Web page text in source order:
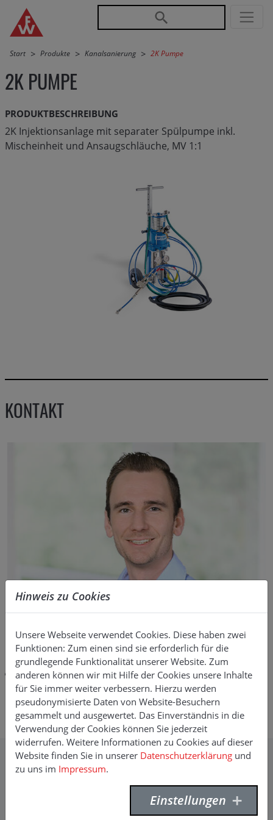
Direkt zur Hauptnavigation springen
Direkt zum Inhalt springen
Start Produkte Kanalsanierung 2K Pumpe
2K PUMPE
PRODUKTBESCHREIBUNG
2K Injektionsanlage mit separater Spülpumpe inkl.
Mischeinheit und Ansaugschläuche, MV 1:1
KONTAKT
NICOLAS HOUY
Abteilungsleiter Kanalsanierung
E-Mail:
nicolas.houy(at)f-willich.com
Phone: +49 6873 9999 216
Mobile:+49 173 146 27 32
Kontakt
Hinweis zu Cookies
Unsere Webseite verwendet Cookies. Diese haben zwei
Funktionen: Zum einen sind sie erforderlich für die
grundlegende Funktionalität unserer Website. Zum
anderen können wir mit Hilfe der Cookies unsere Inhalte
für Sie immer weiter verbessern. Hierzu werden
pseudonymisierte Daten von Website-Besuchern
gesammelt und ausgewertet. Das Einverständnis in die
Verwendung der Cookies können Sie jederzeit
widerrufen. Weitere Informationen zu Cookies auf dieser
Website finden Sie in unserer Datenschutzerklärung und
zu uns im Impressum.
Einstellungen